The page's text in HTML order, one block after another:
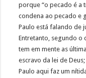
porque “o pecado é a
condena ao pecado e
Paulo está falando de
Entretanto, segundo o
tem em mente as
escravo da lei de
Paulo aqui faz um